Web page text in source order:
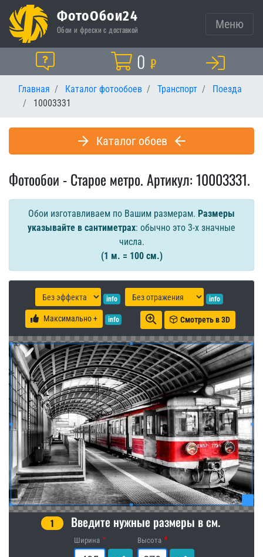
ФотоОбои24
Обои и фрески с доставкой Меню
Помощь Корзина
0 ₽
Главная Каталог фотообоев Транспорт
Поезда
10003331
Каталог обоев
Фотообои - Старое метро. Артикул: 10003331.
Обои изготавливаем по Вашим размерам. Размеры
указывайте в сантиметрах: обычно это 3-х значные
числа.
(1 м. = 100 см.)
info info
Максимально + info Смотреть в 3D
1 Введите нужные размеры в см.
Ширина Высота